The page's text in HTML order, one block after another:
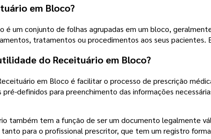
em Bloco?
é um conjunto de folhas agrupadas em um bloco,
tratamentos ou procedimentos aos seus
do Receituário em Bloco?
em Bloco é facilitar o processo de prescrição
definidos para preenchimento das informações
também tem a função de ser um documento legalmente
para o profissional prescritor, que tem um registro